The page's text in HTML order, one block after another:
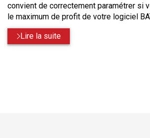
convient de correctement paramétrer si
le maximum de profit de votre logiciel
Lire la suite